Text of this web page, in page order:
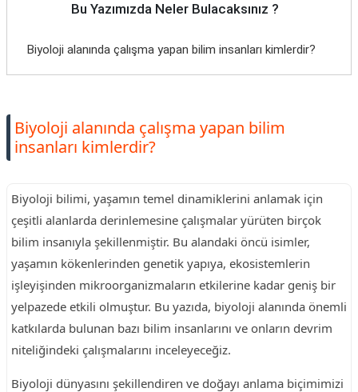
Bu Yazımızda Neler Bulacaksınız ?
Biyoloji alanında çalışma yapan bilim insanları kimlerdir?
Biyoloji alanında çalışma yapan bilim
insanları kimlerdir?
Biyoloji bilimi, yaşamın temel dinamiklerini anlamak için
çeşitli alanlarda derinlemesine çalışmalar yürüten birçok
bilim insanıyla şekillenmiştir. Bu alandaki öncü isimler,
yaşamın kökenlerinden genetik yapıya, ekosistemlerin
işleyişinden mikroorganizmaların etkilerine kadar geniş bir
yelpazede etkili olmuştur. Bu yazıda, biyoloji alanında önemli
katkılarda bulunan bazı bilim insanlarını ve onların devrim
niteliğindeki çalışmalarını inceleyeceğiz.
Biyoloji dünyasını şekillendiren ve doğayı anlama biçimimizi